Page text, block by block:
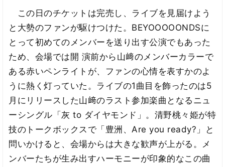
この日のチケットは完売し、ライブを見届けよう
と大勢のファンが駆けつけた。BEYOOOOONDSに
とって初めてのメンバーを送り出す公演でもあった
ため、会場では開 演前から山﨑のメンバーカラーで
ある赤いペンライトが、ファンの心情を表すかのよ
うに熱く灯っていた。ライブの1曲目を飾ったのは5
月にリリースした山﨑のラスト参加楽曲となるニュ
ーシングル「灰 to ダイヤモンド」。清野桃々姫が特
技のトークボックスで「豊洲、Are you ready?」と
問いかけると、会場からは大きな歓声が上がる。メ
ンバーたちが生み出すハーモニーが印象的なこの曲